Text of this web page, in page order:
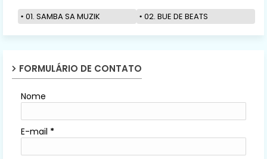
01. SAMBA SA MUZIK 02. BUE DE BEATS
FORMULÁRIO DE CONTATO
Nome
E-mail *